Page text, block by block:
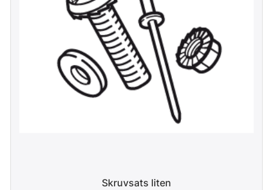
Skruvsats liten